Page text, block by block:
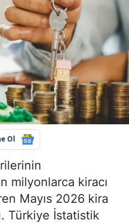
Ol
milyonlarca kiracı
Mayıs 2026 kira
Türkiye İstatistik